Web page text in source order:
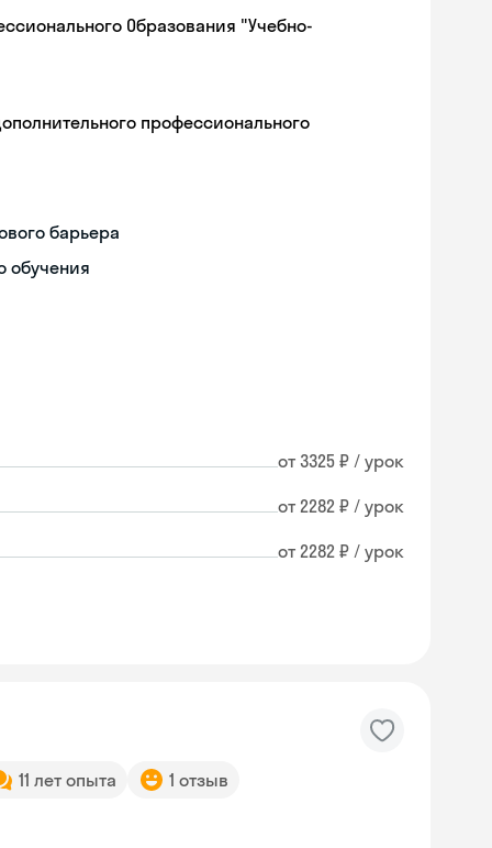
Образования "Учебно-
профессионального
барьера
обучения
от 3325 ₽ / урок
от 2282 ₽ / урок
от 2282 ₽ / урок
11 лет опыта 1 отзыв